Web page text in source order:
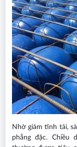
Nhờ giảm tĩnh tải,
phẳng đặc. Chiều